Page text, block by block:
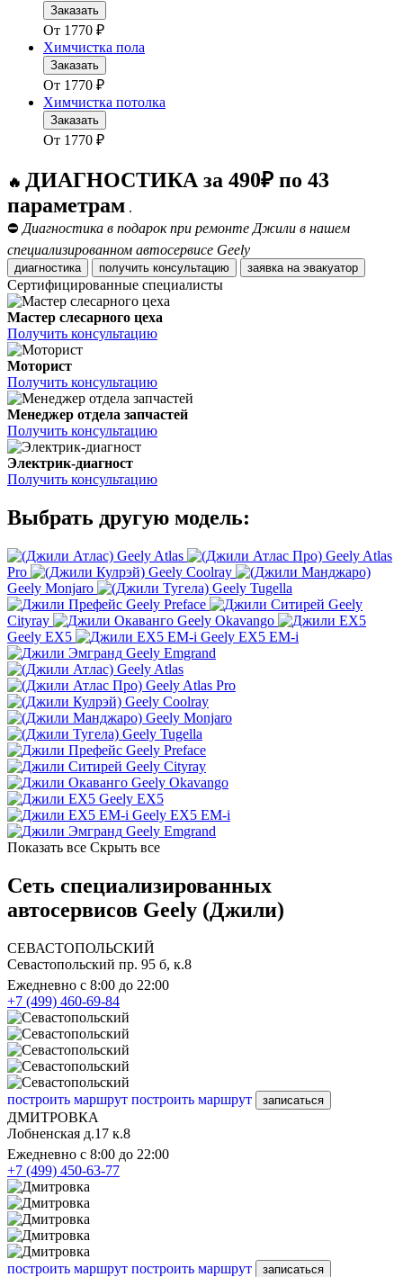
Заказать
От 1770 ₽
Химчистка пола
Заказать
От 1770 ₽
Химчистка потолка
Заказать
От 1770 ₽
🔥 ДИАГНОСТИКА за 490₽ по 43
параметрам .
⛔ Диагностика в подарок при ремонте Джили в нашем
специализированном автосервисе Geely
диагностика получить консультацию заявка на эвакуатор
Сертифицированные специалисты
Мастер слесарного цеха
Получить консультацию
Моторист
Получить консультацию
Менеджер отдела запчастей
Получить консультацию
Электрик-диагност
Получить консультацию
Выбрать другую модель:
Geely Atlas
Geely Atlas
Pro
Geely Coolray
Geely Monjaro
Geely Tugella
Geely Preface
Geely
Cityray
Geely Okavango
Geely EX5
Geely EX5 EM-i
Geely Emgrand
Geely Atlas
Geely Atlas Pro
Geely Coolray
Geely Monjaro
Geely Tugella
Geely Preface
Geely Cityray
Geely Okavango
Geely EX5
Geely EX5 EM-i
Geely Emgrand
Показать все Скрыть все
Сеть специализированных
автосервисов Geely (Джили)
СЕВАСТОПОЛЬСКИЙ
Севастопольский пр. 95 б, к.8
Ежедневно с 8:00 до 22:00
+7 (499) 460-69-84
построить маршрут построить маршрут записаться
ДМИТРОВКА
Лобненская д.17 к.8
Ежедневно с 8:00 до 22:00
+7 (499) 450-63-77
построить маршрут построить маршрут записаться